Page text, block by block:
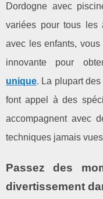
Dordogne avec
variées pour tous les
avec les enfants,
innovante pour
unique. La plupart
font appel à des
accompagnent avec
techniques jamais
Passez des
divertissement